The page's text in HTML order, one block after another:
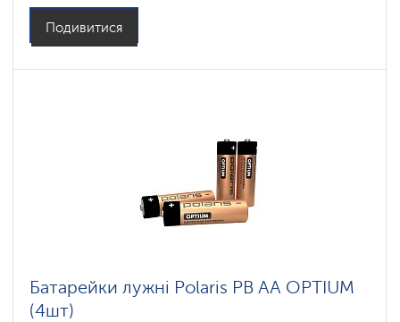
Подивитися
Батарейки лужні Polaris PB АА OPTIUM
(4шт)